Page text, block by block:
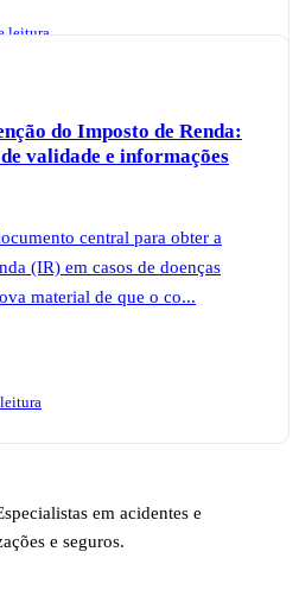
leitura
do Imposto de Renda:
validade e informações
central para obter a
(IR) em casos de doenças
material de que o co...
em acidentes e
e seguros.